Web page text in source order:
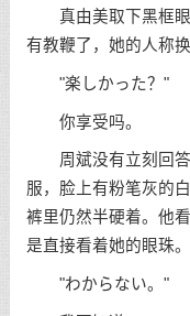
真由美取下黑框眼
有教鞭了，她的人称
"楽しかった？"
你享受吗。
周斌没有立刻回答
服，脸上有粉笔灰的
裤里仍然半硬着。他
是直接看着她的眼珠。
"わからない。"